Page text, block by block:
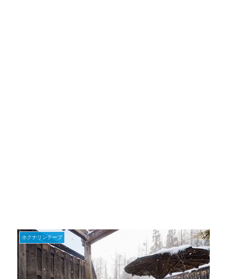
ホクナリンテープ